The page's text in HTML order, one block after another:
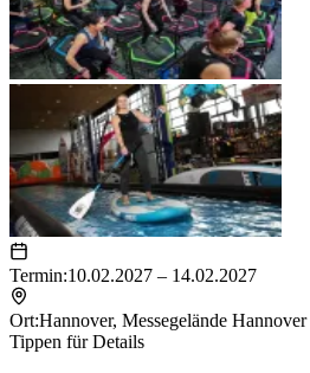
Termin:10.02.2027 – 14.02.2027
Ort:Hannover, Messegelände Hannover
Tippen für Details